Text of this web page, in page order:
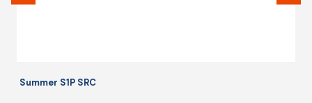
Summer S1P SRC